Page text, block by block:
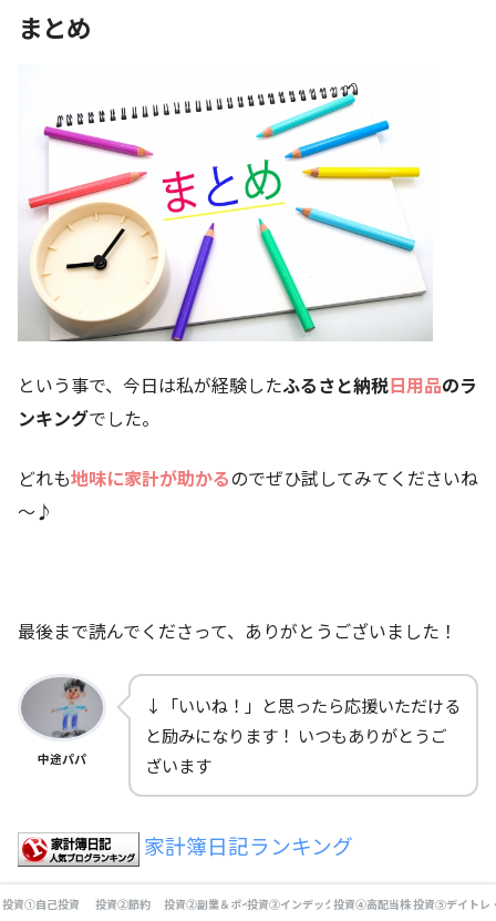
まとめ
という事で、今日は私が経験したふるさと納税日用品のラ
ンキングでした。
どれも地味に家計が助かるのでぜひ試してみてくださいね
～♪
最後まで読んでくださって、ありがとうございました！
中途パパ
↓「いいね！」と思ったら応援いただける
と励みになります！ いつもありがとうご
ざいます
家計簿日記ランキング
投資①自己投資 投資②節約 投資②副業＆ポイ活投資③インデックス投資投資④高配当株投資⑤デイトレ